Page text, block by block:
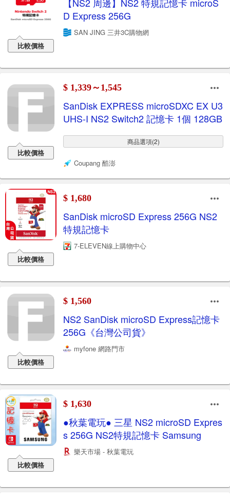
比較價格
D Express 256G
SAN JING 三井3C購物網
比較價格
$ 1,339～1,545
SanDisk EXPRESS microSDXC EX U3
UHS-I NS2 Switch2 記憶卡 1個 128GB
商品選項(2)
Coupang 酷澎
比較價格
$ 1,680
SanDisk microSD Express 256G NS2
特規記憶卡
7-ELEVEN線上購物中心
比較價格
$ 1,560
NS2 SanDisk microSD Express記憶卡
256G《台灣公司貨》
myfone 網路門市
比較價格
$ 1,630
●秋葉電玩● 三星 NS2 microSD Expres
s 256G NS2特規記憶卡 Samsung
樂天市場 - 秋葉電玩